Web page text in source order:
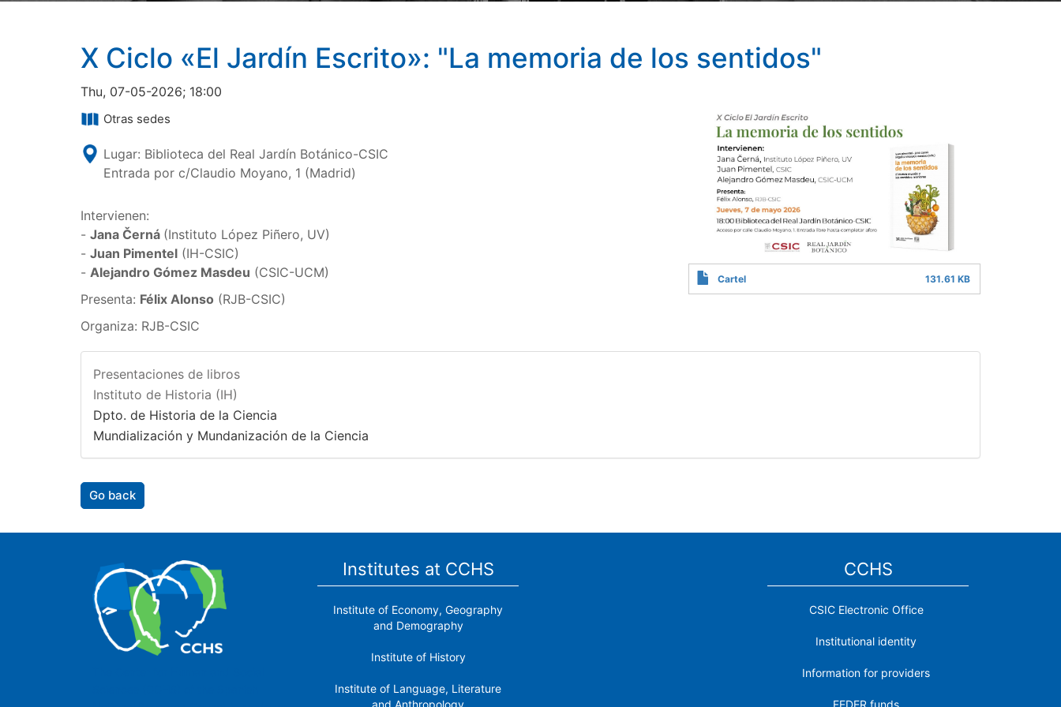
X Ciclo «El Jardín Escrito»: "La memoria de los sentidos"
Thu, 07-05-2026; 18:00
Otras sedes
Lugar: Biblioteca del Real Jardín Botánico-CSIC
Entrada por c/Claudio Moyano, 1 (Madrid)
Intervienen:
- Jana Černá (Instituto López Piñero, UV)
- Juan Pimentel (IH-CSIC)
- Alejandro Gómez Masdeu (CSIC-UCM)
Presenta: Félix Alonso (RJB-CSIC)
Organiza: RJB-CSIC
Cartel 131.61 KB
Presentaciones de libros
Instituto de Historia (IH)
Dpto. de Historia de la Ciencia
Mundialización y Mundanización de la Ciencia
Go back
Institutes at CCHS
Institute of Economy, Geography
and Demography
Institute of History
Institute of Language, Literature
and Anthropology
CCHS
CSIC Electronic Office
Institutional identity
Information for providers
FEDER funds